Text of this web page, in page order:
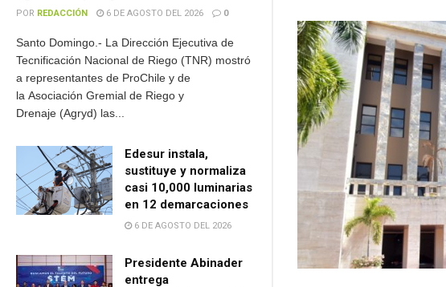
POR REDACCIÓN 6 DE AGOSTO DEL 2026 0
Santo Domingo.- La Dirección Ejecutiva de
Tecnificación Nacional de Riego (TNR) mostró
a representantes de ProChile y de
la Asociación Gremial de Riego y
Drenaje (Agryd) las...
Edesur instala,
sustituye y normaliza
casi 10,000 luminarias
en 12 demarcaciones
6 DE AGOSTO DEL 2026
Presidente Abinader
entrega